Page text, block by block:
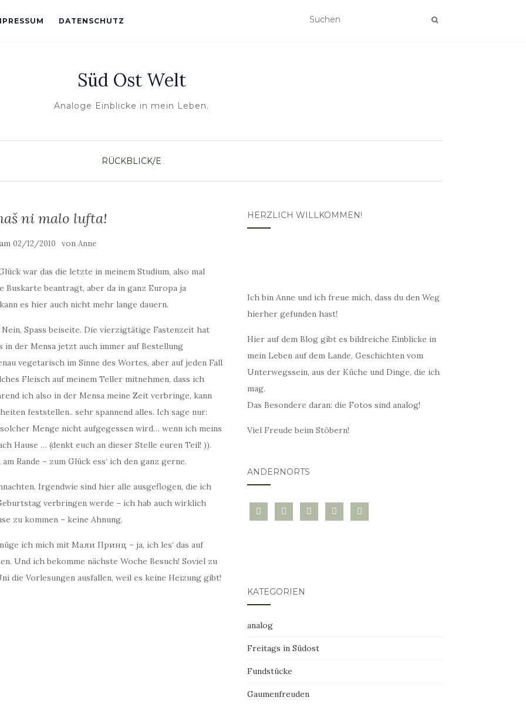
DATENSCHUTZ
Süd Ost Welt
Analoge Einblicke in mein Leben.
RÜCKBLICK/E
ni malo lufta!
02/12/2010 von Anne
war das die letzte in meinem Studium, also mal
beantragt, aber da in ganz Europa ja
es hier auch nicht mehr lange dauern.
Spass beiseite. Die vierzigtätige Fastenzeit hat
in der Mensa jetzt auch immer auf Bestellung
vegetarisch im Sinne des Wortes, aber auf jeden Fall
Fleisch auf meinem Teller mitnehmen, dass ich
ich also in der Mensa meine Zeit verbringe, kann
feststellen.. sehr spannend alles. Ich sage nur:
Menge nicht aufgegessen wird… wenn ich meins
Hause … (denkt euch an dieser Stelle euren Teil! )).
Rande – zum Glück ess‘ ich den ganz gerne.
Irgendwie sind hier alle ausgeflogen, die ich
verbringen werde – ich hab auch wirklich
zu kommen – keine Ahnung.
ich mich mit Мали Принц – ja, ich les‘ das auf
Und ich bekomme nächste Woche Besuch! Soviel zu
die Vorlesungen ausfallen, weil es keine Heizung gibt!
HERZLICH WILLKOMMEN!
Ich bin Anne und ich freue mich, dass du den Weg
hierher gefunden hast!
Hier auf dem Blog gibt es bildreiche Einblicke in
mein Leben auf dem Lande, Geschichten vom
Unterwegssein, aus der Küche und Dinge, die ich
mag.
Das Besondere daran: die Fotos sind analog!
Viel Freude beim Stöbern!
ANDERNORTS
bloglovininstagramtwitter pinterest
mail
KATEGORIEN
analog
Freitags in Südost
Fundstücke
Gaumenfreuden